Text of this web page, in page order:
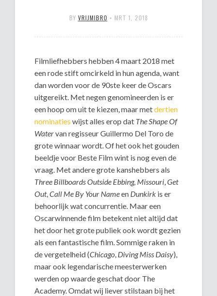
BY VRIJMIBRO • MRT 1, 2018
Filmliefhebbers hebben 4 maart 2018 met
een rode stift omcirkeld in hun agenda, want
dan worden voor de 90ste keer de Oscars
uitgereikt. Met negen genomineerden is er
een hoop om uit te kiezen, maar metdertien
nominaties wijst alles erop dat The Shape Of
Watervan regisseur Guillermo Del Toro de
grote winnaar wordt. Of het ook het gouden
beeldje voor Beste Film wint is nog even de
vraag. Met andere grote kanshebbers als
Three Billboards Outside Ebbing, Missouri,Get
Out,Call Me By Your Nameen Dunkirk is er
behoorlijk wat concurrentie. Maar een
Oscarwinnende film betekent niet altijd dat
het door het grote publiek ook wordt gezien
als een fantastische film. Sommige raken in
de vergetelheid (Chicago, Diving Miss Daisy),
maar ook legendarische meesterwerken
werden op waarde geschat door The
Academy. Omdat wij liever stilstaan bij het